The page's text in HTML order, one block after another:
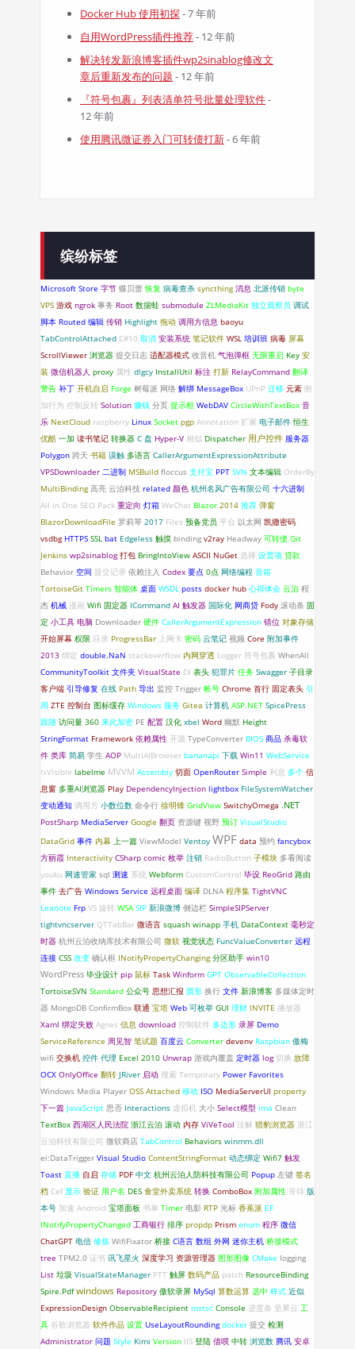
Docker Hub 使用初探- 7 年前
自用WordPress插件推荐- 12 年前
解决转发新浪博客插件wp2sinablog修改文
章后重新发布的问题 - 12 年前
『符号包裹』列表清单符号批量处理软件-
12 年前
使用腾讯微证券入门可转债打新- 6 年前
缤纷标签
Microsoft Store 字节 蝶贝蕾 恢复 病毒查杀 syncthing 消息 北派传销 byte
VPS 游戏 ngrok 事务 Root 数据蛙 submodule ZLMediaKit 独立观察员 调试
脚本 Routed 编辑 传销 Highlight 拖动 调用方信息 baoyu
TabControlAttached C#10 取消 安装系统 笔记软件 WSL 培训班 病毒 屏幕
ScrollViewer 浏览器 提交日志 适配器模式 收音机 气泡弹框 无限重启 Key 安
装 微信机器人 proxy 属性 dlgcy InstallUtil 标注 打新 RelayCommand 翻译
警告 补丁 开机自启 Forge 树莓派 网络 解绑 MessageBox UPnP 迁移 元素 附
加行为 控制反转 Solution 赚钱 分页 提示框 WebDAV CircleWithTextBox 音
乐 NextCloud raspberry Linux Socket pgp Annotation 扩展 电子邮件 恒生
优酷 一加 读书笔记 转换器 C 盘 Hyper-V 相似 Dispatcher 用户控件 服务器
Polygon 跨天 书籍 误触 多语言 CallerArgumentExpressionAttribute
VPSDownloader 二进制 MSBuild floccus 支付宝 PPT SVN 文本编辑 OrderBy
MultiBinding 高亮 云泊科技 related 颜色 杭州名风广告有限公司 十六进制
All in One SEO Pack 重定向 灯箱 WeChat Blazor 2014 推荐 弹窗
BlazorDownloadFile 罗莉琴 2017 Files 预备党员 平台 以太网 凯撒密码
vsdbg HTTPS SSL bat Edgeless 触摸 binding v2ray Headway 可转债 Git
Jenkins wp2sinablog 打包 BringIntoView ASCII NuGet 选择 设置项 贷款
Behavior 空间 提交记录 依赖注入 Codex 要点 0点 网络编程 音箱
TortoiseGit Timers 智能体 桌面 WSDL posts docker hub 心得体会 云泊 程
杰 机械 漫画 Wifi 固定器 ICommand AI 触发器 国际化 网商贷 Fody 滚动条 固
定 小工具 电脑 Downloader 硬件 CallerArgumentExpression 错位 对象存储
开始屏幕 权限 目录 ProgressBar 上网卡 密码 云笔记 视频 Core 附加事件
2013 绑定 double.NaN stackoverflow 内网穿透 Logger 符号包裹 WhenAll
CommunityToolkit 文件夹 VisualState DI 表头 犯罪片 任务 Swagger 子目录
客户端 引导修复 在线 Path 导出 监控 Trigger 帐号 Chrome 首行 固定表头 引
用 ZTE 控制台 图标缓存 Windows 服务 Gitea 计算机 ASP.NET SpicePress
跟随 访问量 360 来此加密 PE 配置 汉化 xbel Word 幽默 Height
StringFormat Framework 依赖属性 开源 TypeConverter BIOS 商品 杀毒软
件 类库 简易 学生 AOP MultiAIBrowser bananapi 下载 Win11 WebService
IsVisible labelme MVVM Assembly 切面 OpenRouter Simple 利息 多个 信
息窗 多重AI浏览器 Play DependencyInjection lightbox FileSystemWatcher
变动通知 调用方 小数位数 命令行 徐明锋 GridView SwitchyOmega .NET
PostSharp MediaServer Google 翻页 资源键 视野 预订 VisualStudio
DataGrid 事件 内幕 上一篇 ViewModel Ventoy WPF data 预约 fancybox
方丽霞 Interactivity CSharp comic 枚举 注销 RadioButton 子模块 多看阅读
youku 网速管家 sql 测速 系统 Webform CustomControl 毕设 ReoGrid 路由
事件 去广告 Windows Service 远程桌面 编译 DLNA 程序集 TightVNC
Leanote Frp VS 旋转 WSA SIP 新浪微博 侧边栏 SimpleSIPServer
tightvncserver QTTabBar 微语言 squash winapp 手机 DataContext 毫秒定
时器 杭州云泊收纳库技术有限公司 微软 视觉状态 FuncValueConverter 远程
连接 CSS 改变 确认框 INotifyPropertyChanging 分区助手 win10
WordPress 毕业设计 pip 鼠标 Task Winform GPT ObservableCollection
TortoiseSVN Standard 公众号 思想汇报 圆形 换行 文件 新浪博客 多媒体定时
器 MongoDB ConfirmBox 联通 宝塔 Web 可枚举 GUI 理财 INVITE 播放器
Xaml 绑定失败 Agnes 信息 download 控制软件 多边形 录屏 Demo
ServiceReference 周见智 笔试题 百度云 Converter devenv Raspbian 傲梅
wifi 交换机 控件 代理 Excel 2010 Unwrap 游戏内覆盖 定时器 log 切换 故障
OCX OnlyOffice 翻转 JRiver 启动 搜索 Temporary Power Favorites
Windows Media Player OSS Attached 移动 ISO MediaServerUI property
下一篇 JavaScript 思否 Interactions 虚拟机 大小 Select模型 ima Clean
TextBox 西湖区人民法院 浙江云泊 滚动 内存 ViVeTool 注解 猎豹浏览器 浙江
云泊科技有限公司 微软商店 TabControl Behaviors winmm.dll
ei:DataTrigger Visual Studio ContentStringFormat 动态绑定 Wifi7 触发
Toast 直播 自启 存储 PDF 中文 杭州云泊人防科技有限公司 Popup 左键 签名
档 Cef 显示 验证 用户名 DES 食堂外卖系统 转换 ComboBox 附加属性 等待 版
本号 加速 Android 宝塔面板 书单 Timer 电影 RTP 光标 香蕉派 EF
INotifyPropertyChanged 工商银行 排序 propdp Prism enum 程序 微信
ChatGPT 电信 修炼 WifiFixator 桥接 C语言 数组 外网 迷你主机 桥接模式
tree TPM2.0 证书 讯飞星火 深度学习 资源管理器 图形图像 CMake logging
List 垃圾 VisualStateManager PTT 触屏 数码产品 patch ResourceBinding
Spire.Pdf windows Repository 傲软录屏 MySql 算数运算 选中 样式 近似
ExpressionDesign ObservableRecipient mstsc Console 进度条 坚果云 工
具 谷歌浏览器 软件作品 设置 UseLayoutRounding docker 提交 检测
Administrator 问题 Style Kimi Version IIS 登陆 借呗 中转 浏览数 腾讯 安卓